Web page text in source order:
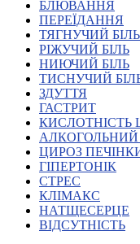
Особи
питань
Вивчаємо
Дитяча
Новини про
Ресурс для
ЦУЖМ
Проєкт
Про
ВІКТОРИНА
На допомогу
Медична
БЛЮВАННЯ
ПЕРЕЇДАННЯ
ТЯГНУЧИЙ БІЛЬ
РІЖУЧИЙ БІЛЬ
НИЮЧИЙ БІЛЬ
ТИСНУЧИЙ
ЗДУТТЯ
ГАСТРИТ
КИСЛОТНІСТЬ
АЛКОГОЛЬНИЙ
ЦИРОЗ
ГІПЕРТОНІК
СТРЕС
КЛІМАКС
НАТЩЕСЕРЦЕ
ВІДСУТНІСТЬ